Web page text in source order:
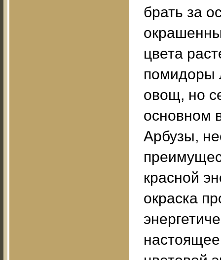
брать за
цвета
помидоры
овощ, но
основном
Арбузы,
красной
окраска